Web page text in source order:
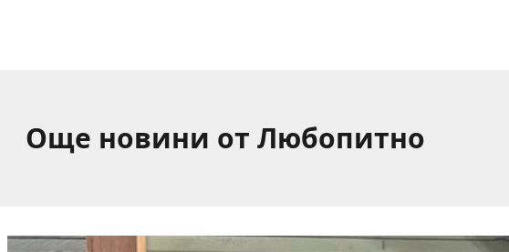
Още новини от Любопитно